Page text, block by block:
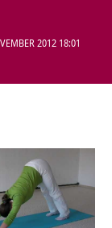
2012 18:01